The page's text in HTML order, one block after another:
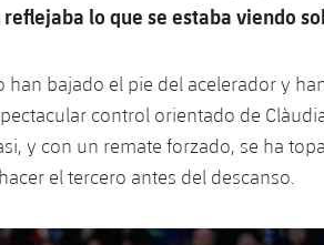
reflejaba lo que se estaba viendo
han bajado el pie del acelerador y
control orientado de
y con un remate forzado, se ha
el tercero antes del descanso.